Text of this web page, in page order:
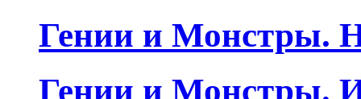
Гении и Монстры.
Гении и Монстры.